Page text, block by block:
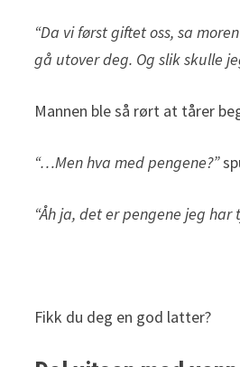
“Da vi først giftet oss, sa
gå utover deg. Og slik skulle
Mannen ble så rørt at tårer
“…Men hva med pengene?”
“Åh ja, det er pengene jeg
Fikk du deg en god latter?